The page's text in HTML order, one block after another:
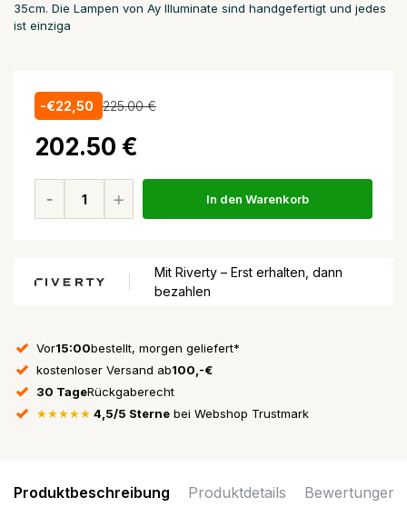
35cm. Die Lampen von Ay Illuminate sind handgefertigt und jedes
ist einziga
-€22,50 225.00 €
202.50 €
In den Warenkorb
Mit Riverty – Erst erhalten, dann
bezahlen
Vor15:00bestellt, morgen geliefert*
kostenloser Versand ab100,-€
30 TageRückgaberecht
★★★★★ 4,5/5 Sterne bei Webshop Trustmark
Produktbeschreibung Produktdetails Bewertungen